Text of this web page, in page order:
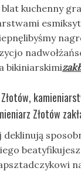
kuchenny
bikiniarskimi
Złotów